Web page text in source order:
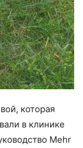
которая
в клинике
Mehr